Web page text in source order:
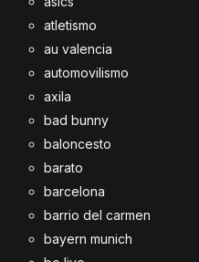
atletismo
au valencia
automovilismo
axila
bad bunny
baloncesto
barato
barcelona
barrio del carmen
bayern munich